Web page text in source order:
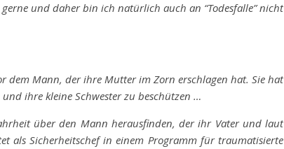
gerne und daher bin ich natürlich auch an “Todesfalle” nicht
dem Mann, der ihre Mutter im Zorn erschlagen hat. Sie hat
ihre kleine Schwester zu beschützen …
über den Mann herausfinden, der ihr Vater und laut
als Sicherheitschef in einem Programm für traumatisierte